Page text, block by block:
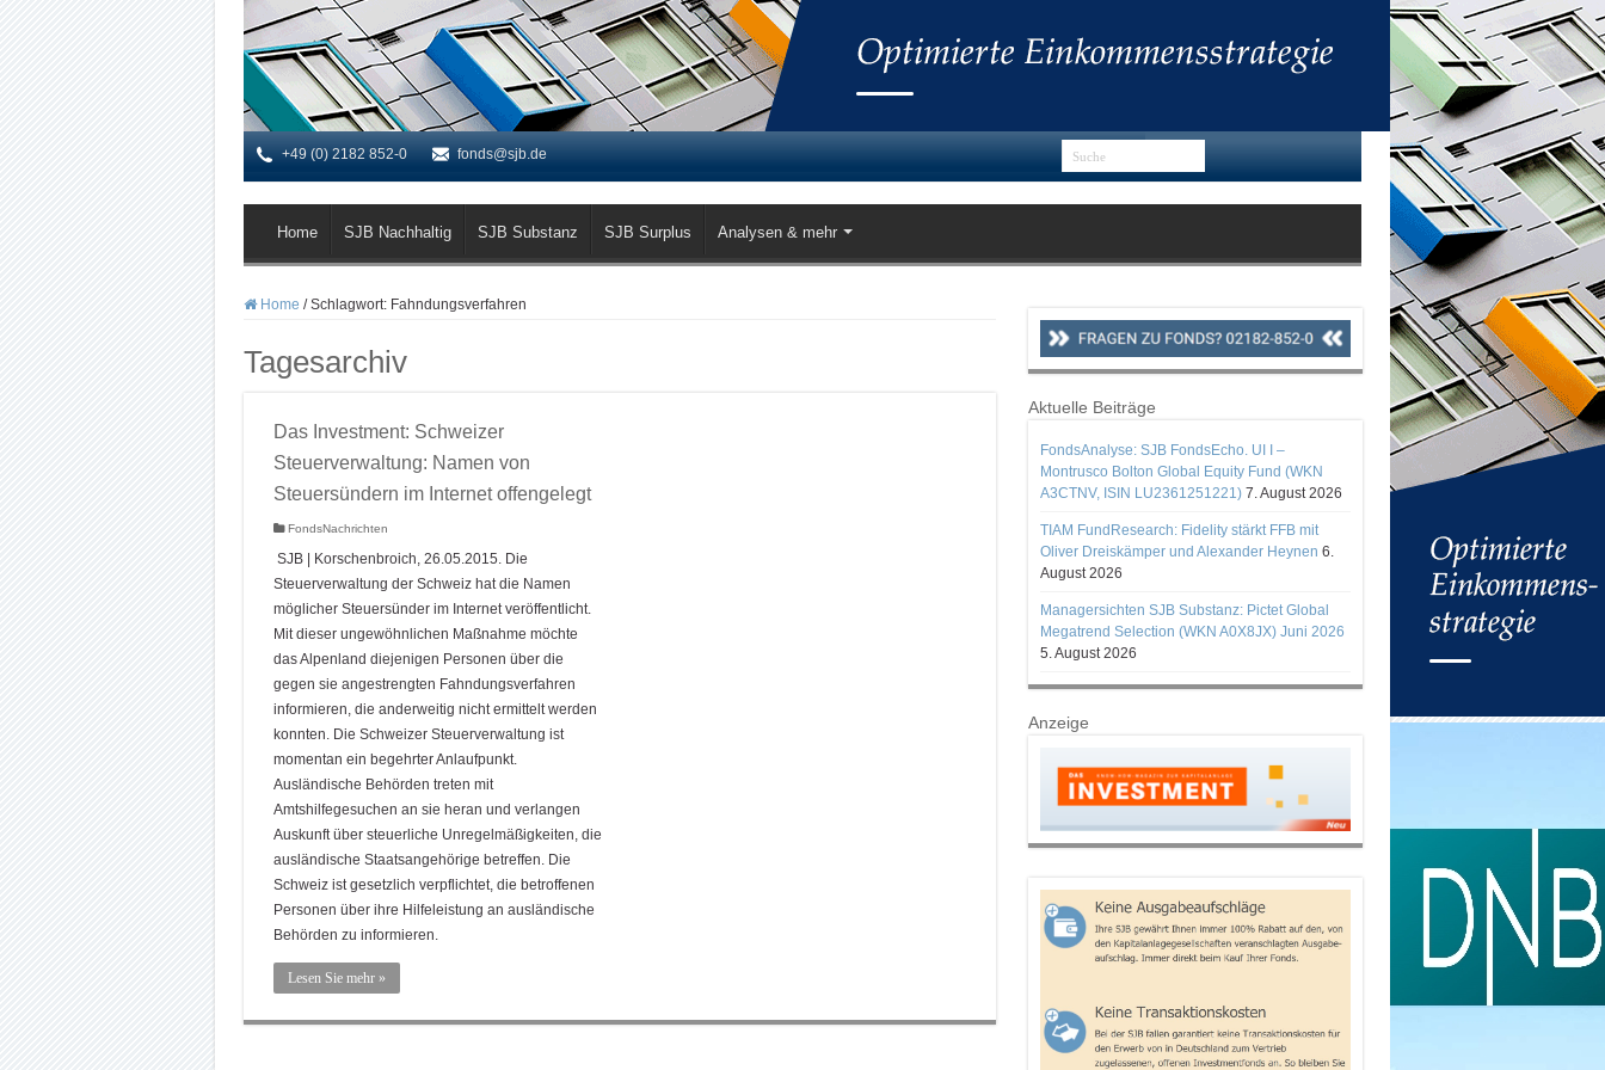
+49 (0) 2182 852-0 fonds@sjb.de
Home SJB Nachhaltig SJB Substanz SJB Surplus Analysen & mehr
Home / Schlagwort: Fahndungsverfahren
Tagesarchiv
Das Investment: Schweizer
Steuerverwaltung: Namen von
Steuersündern im Internet offengelegt
FondsNachrichten
SJB | Korschenbroich, 26.05.2015. Die
Steuerverwaltung der Schweiz hat die Namen
möglicher Steuersünder im Internet veröffentlicht.
Mit dieser ungewöhnlichen Maßnahme möchte
das Alpenland diejenigen Personen über die
gegen sie angestrengten Fahndungsverfahren
informieren, die anderweitig nicht ermittelt werden
konnten. Die Schweizer Steuerverwaltung ist
momentan ein begehrter Anlaufpunkt.
Ausländische Behörden treten mit
Amtshilfegesuchen an sie heran und verlangen
Auskunft über steuerliche Unregelmäßigkeiten, die
ausländische Staatsangehörige betreffen. Die
Schweiz ist gesetzlich verpflichtet, die betroffenen
Personen über ihre Hilfeleistung an ausländische
Behörden zu informieren.
Lesen Sie mehr »
Aktuelle Beiträge
FondsAnalyse: SJB FondsEcho. UI I –
Montrusco Bolton Global Equity Fund (WKN
A3CTNV, ISIN LU2361251221) 7. August 2026
TIAM FundResearch: Fidelity stärkt FFB mit
Oliver Dreiskämper und Alexander Heynen 6.
August 2026
Managersichten SJB Substanz: Pictet Global
Megatrend Selection (WKN A0X8JX) Juni 2026
5. August 2026
Anzeige